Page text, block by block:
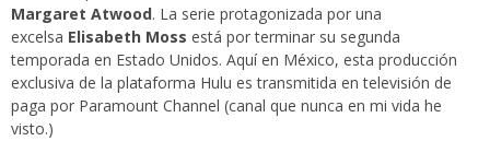
Margaret Atwood. La serie protagonizada por una
excelsa Elisabeth Moss está por terminar su segunda
temporada en Estado Unidos. Aquí en México, esta producción
exclusiva de la plataforma Hulu es transmitida en televisión de
paga por Paramount Channel (canal que nunca en mi vida he
visto.)